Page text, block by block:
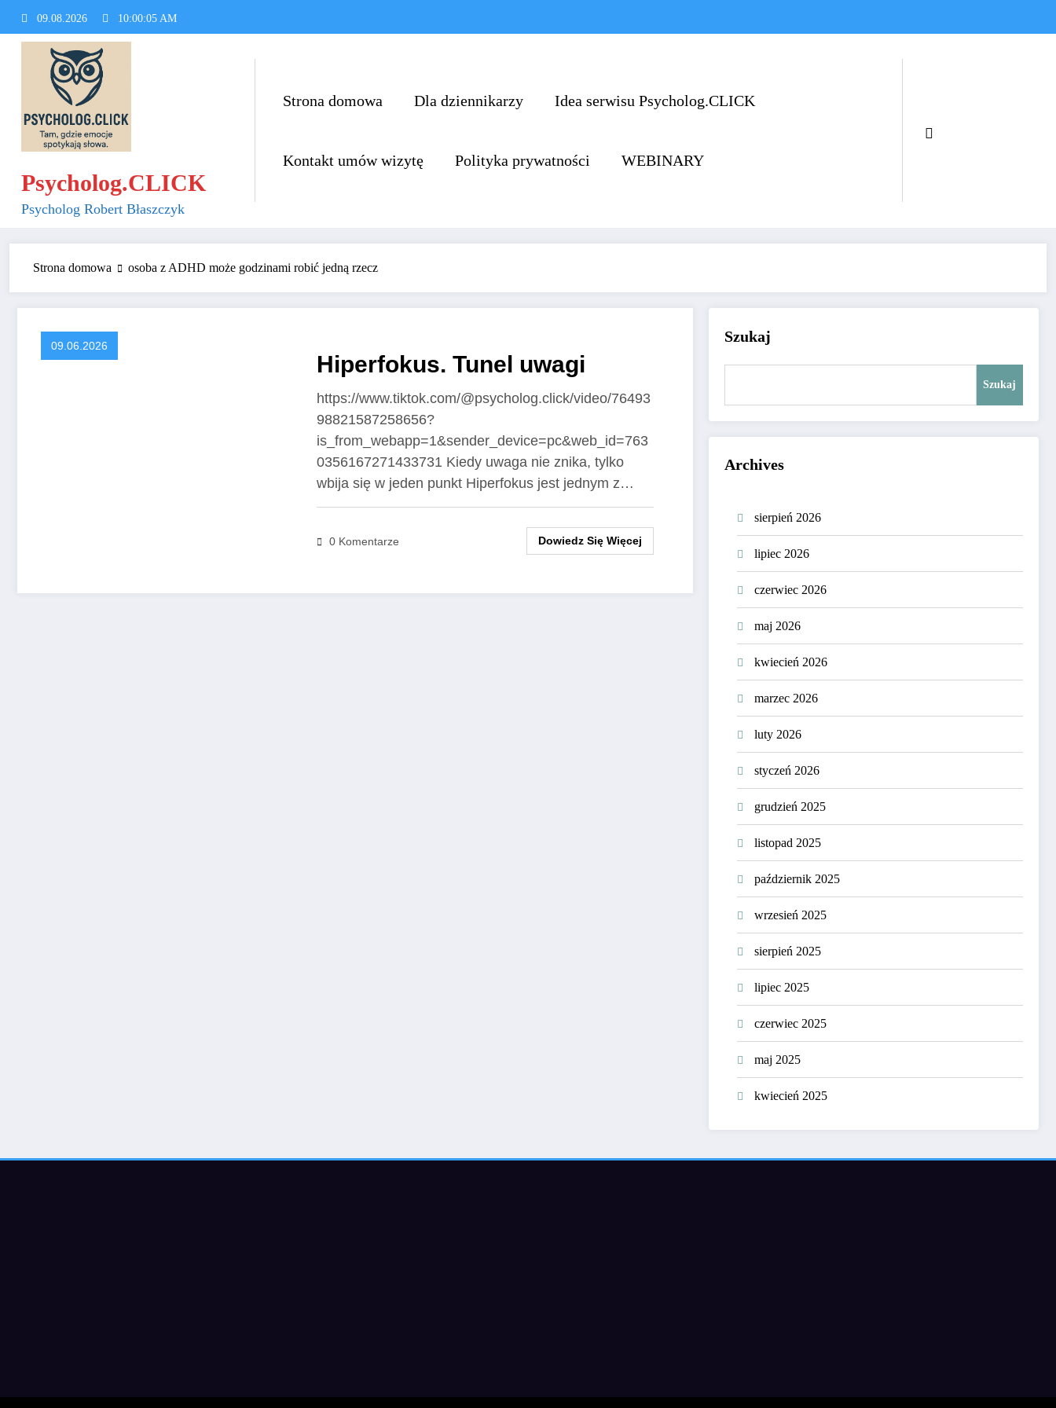
09.08.2026 10:00:05 AM
Psycholog.CLICK
Psycholog Robert Błaszczyk
Strona domowa Dla dziennikarzy Idea serwisu Psycholog.CLICK
Kontakt umów wizytę Polityka prywatności WEBINARY
Strona domowa osoba z ADHD może godzinami robić jedną rzecz
09.06.2026
Hiperfokus. Tunel uwagi
https://www.tiktok.com/@psycholog.click/video/76493
98821587258656?
is_from_webapp=1&sender_device=pc&web_id=763
0356167271433731 Kiedy uwaga nie znika, tylko
wbija się w jeden punkt Hiperfokus jest jednym z…
0 Komentarze Dowiedz Się Więcej
Szukaj
Szukaj
Archives
sierpień 2026
lipiec 2026
czerwiec 2026
maj 2026
kwiecień 2026
marzec 2026
luty 2026
styczeń 2026
grudzień 2025
listopad 2025
październik 2025
wrzesień 2025
sierpień 2025
lipiec 2025
czerwiec 2025
maj 2025
kwiecień 2025